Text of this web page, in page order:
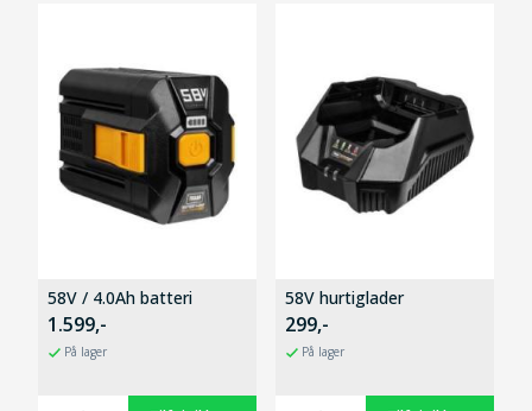
58V / 4.0Ah batteri
1.599,-
På lager
58V hurtiglader
299,-
På lager